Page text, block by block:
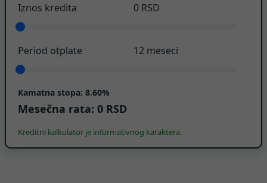
Iznos kredita 0 RSD
Period otplate 12 meseci
Kamatna stopa: 8.60%
Mesečna rata: 0 RSD
Kreditni kalkulator je informativnog karaktera.